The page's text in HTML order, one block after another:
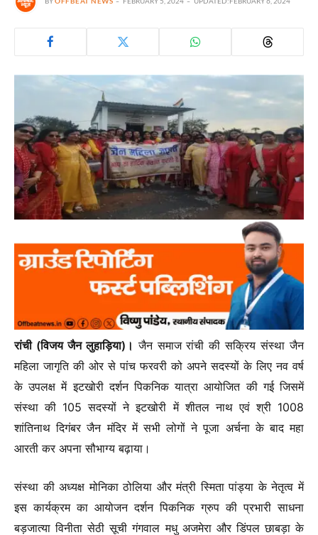
रांची (विजय जैन लुहाड़िया)। जैन समाज रांची की सक्रिय संस्था जैन
महिला जागृति की ओर से पांच फरवरी को अपने सदस्यों के लिए नव वर्ष
के उपलक्ष में इटखोरी दर्शन पिकनिक यात्रा आयोजित की गई जिसमें
संस्था की 105 सदस्यों ने इटखोरी में शीतल नाथ एवं श्री 1008
शांतिनाथ दिगंबर जैन मंदिर में सभी लोगों ने पूजा अर्चना के बाद महा
आरती कर अपना सौभाग्य बढ़ाया।
संस्था की अध्यक्ष मोनिका ठोलिया और मंत्री स्मिता पांड्या के नेतृत्व में
इस कार्यक्रम का आयोजन दर्शन पिकनिक ग्रुप की प्रभारी साधना
बड़जात्या विनीता सेठी सूची गंगवाल मधु अजमेरा और डिंपल छाबड़ा के